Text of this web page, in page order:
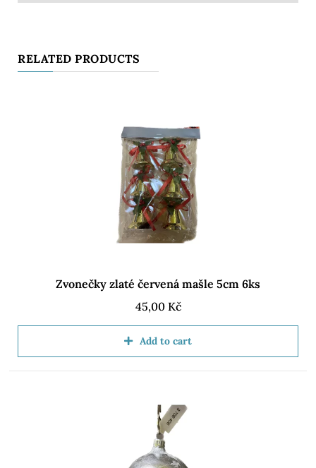
RELATED PRODUCTS
Zvonečky zlaté červená mašle 5cm 6ks
45,00 Kč
Add to cart